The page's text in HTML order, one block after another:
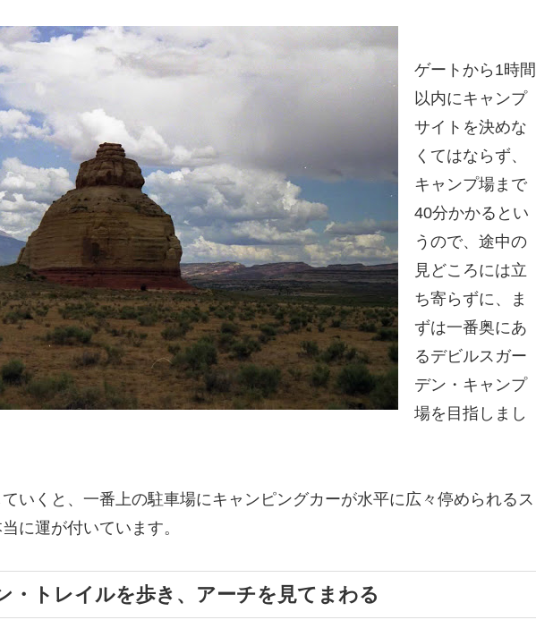
ゲートから1時間
以内にキャンプ
サイトを決めな
くてはならず、
キャンプ場まで
40分かかるとい
うので、途中の
見どころには立
ち寄らずに、ま
ずは一番奥にあ
るデビルスガー
デン・キャンプ
場を目指しまし
いくと、一番上の駐車場にキャンピングカーが水平に広々停められるス
に運が付いています。
・トレイルを歩き、アーチを見てまわる